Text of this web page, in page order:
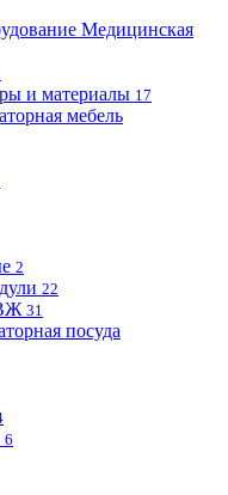
Медицинская
и материалы 17
мебель
2
22
31
посуда
6